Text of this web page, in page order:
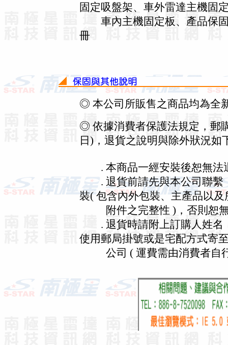
固定吸盤架、車外雷達主機固
車內主機固定板、產品保固
冊
◎ 本公司所販售之商品均為全
◎ 依據消費者保護法規定，郵
日)，退貨之說明與除外狀況如
. 本商品一經安裝後恕無法
. 退貨前請先與本公司聯繫
裝( 包含內外包裝、主產品以及
附件之完整性 )，否則恕
. 退貨時請附上訂購人姓名
使用郵局掛號或是宅配方式寄
公司 ( 運費需由消費者自行